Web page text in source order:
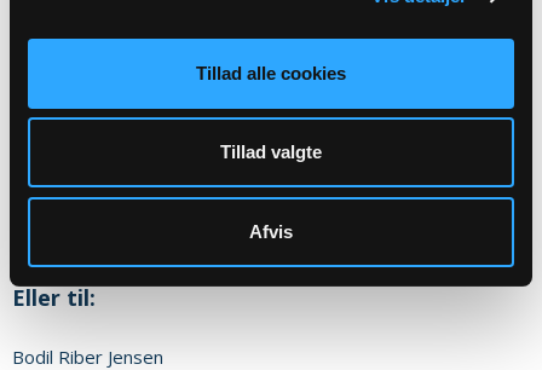
Tillad alle cookies
Tillad valgte
Afvis
Sognets officielle email adresse:
foevling.sognvejen@km.dk
Sikker henvendelse
Eller til:
Bodil Riber Jensen